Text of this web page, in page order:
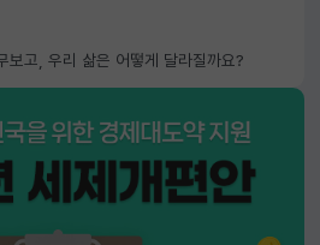
고, 우리 삶은 어떻게 달라질까요?